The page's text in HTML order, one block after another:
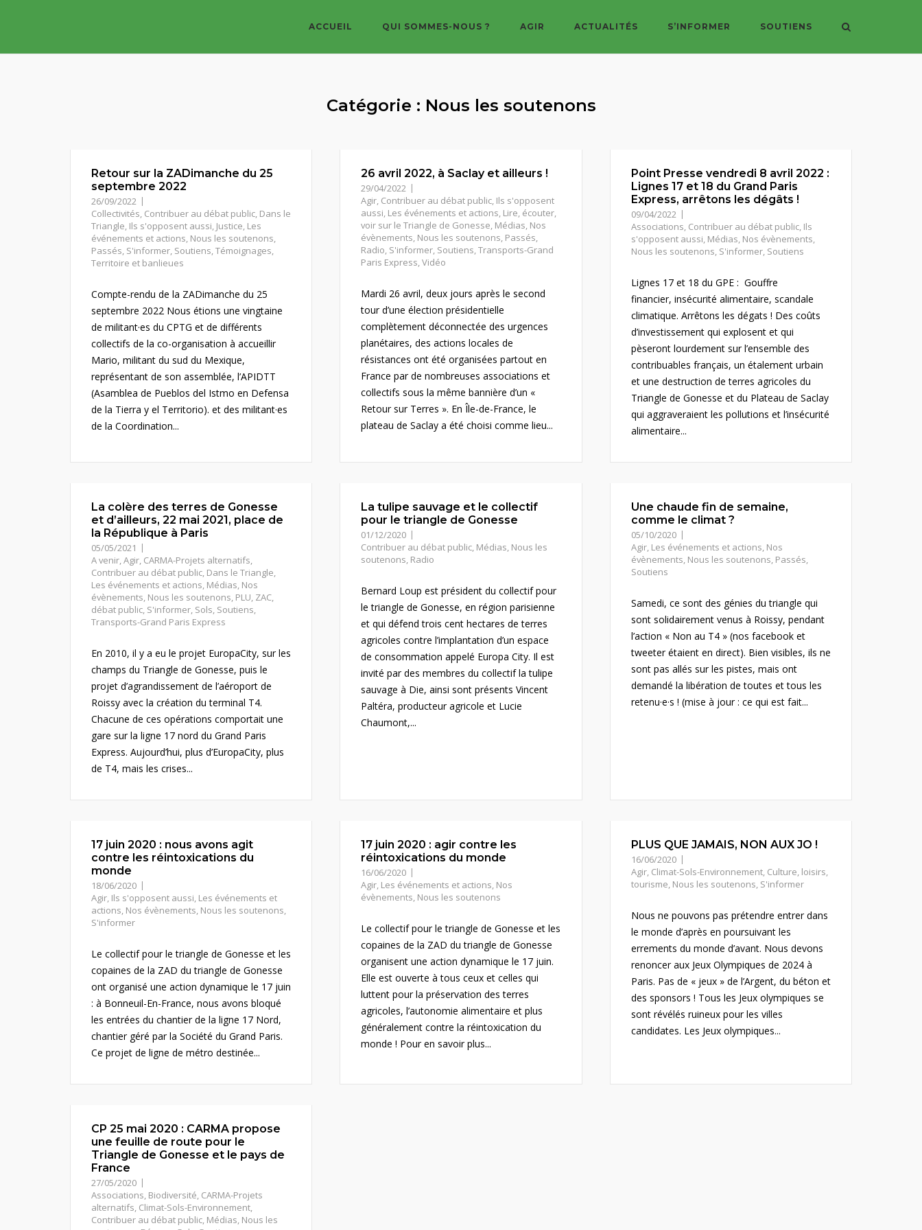
ACCUEIL QUI SOMMES-NOUS ? AGIR ACTUALITÉS S’INFORMER SOUTIENS
Catégorie : Nous les soutenons
Retour sur la ZADimanche du 25
septembre 2022
26/09/2022
Collectivités, Contribuer au débat public, Dans le
Triangle, Ils s'opposent aussi, Justice, Les
événements et actions, Nous les soutenons,
Passés, S'informer, Soutiens,Témoignages,
Territoire et banlieues
Compte-rendu de la ZADimanche du 25
septembre 2022 Nous étions une vingtaine
de militant·es du CPTG et de différents
collectifs de la co-organisation à accueillir
Mario, militant du sud du Mexique,
représentant de son assemblée, l’APIDTT
(Asamblea de Pueblos del Istmo en Defensa
de la Tierra y el Territorio). et des militant·es
de la Coordination...
26 avril 2022, à Saclay et ailleurs !
29/04/2022
Agir, Contribuer au débat public, Ils s'opposent
aussi, Les événements et actions, Lire, écouter,
voir sur le Triangle de Gonesse, Médias, Nos
évènements, Nous les soutenons, Passés,
Radio, S'informer, Soutiens,Transports-Grand
Paris Express,Vidéo
Mardi 26 avril, deux jours après le second
tour d’une élection présidentielle
complètement déconnectée des urgences
planétaires, des actions locales de
résistances ont été organisées partout en
France par de nombreuses associations et
collectifs sous la même bannière d’un «
Retour sur Terres ». En Île-de-France, le
plateau de Saclay a été choisi comme lieu...
Point Presse vendredi 8 avril 2022 :
Lignes 17 et 18 du Grand Paris
Express, arrêtons les dégâts !
09/04/2022
Associations, Contribuer au débat public, Ils
s'opposent aussi, Médias, Nos évènements,
Nous les soutenons, S'informer, Soutiens
Lignes 17 et 18 du GPE : Gouffre
financier, insécurité alimentaire, scandale
climatique. Arrêtons les dégats ! Des coûts
d’investissement qui explosent et qui
pèseront lourdement sur l’ensemble des
contribuables français, un étalement urbain
et une destruction de terres agricoles du
Triangle de Gonesse et du Plateau de Saclay
qui aggraveraient les pollutions et l’insécurité
alimentaire...
La colère des terres de Gonesse
et d’ailleurs, 22 mai 2021, place de
la République à Paris
05/05/2021
A venir,Agir, CARMA-Projets alternatifs,
Contribuer au débat public, Dans le Triangle,
Les événements et actions, Médias, Nos
évènements, Nous les soutenons, PLU, ZAC,
débat public, S'informer, Sols, Soutiens,
Transports-Grand Paris Express
En 2010, il y a eu le projet EuropaCity, sur les
champs du Triangle de Gonesse, puis le
projet d’agrandissement de l’aéroport de
Roissy avec la création du terminal T4.
Chacune de ces opérations comportait une
gare sur la ligne 17 nord du Grand Paris
Express. Aujourd’hui, plus d’EuropaCity, plus
de T4, mais les crises...
La tulipe sauvage et le collectif
pour le triangle de Gonesse
01/12/2020
Contribuer au débat public, Médias, Nous les
soutenons, Radio
Bernard Loup est président du collectif pour
le triangle de Gonesse, en région parisienne
et qui défend trois cent hectares de terres
agricoles contre l’implantation d’un espace
de consommation appelé Europa City. Il est
invité par des membres du collectif la tulipe
sauvage à Die, ainsi sont présents Vincent
Paltéra, producteur agricole et Lucie
Chaumont,...
Une chaude fin de semaine,
comme le climat ?
05/10/2020
Agir, Les événements et actions, Nos
évènements, Nous les soutenons, Passés,
Soutiens
Samedi, ce sont des génies du triangle qui
sont solidairement venus à Roissy, pendant
l’action « Non au T4 » (nos facebook et
tweeter étaient en direct). Bien visibles, ils ne
sont pas allés sur les pistes, mais ont
demandé la libération de toutes et tous les
retenu·e·s ! (mise à jour : ce qui est fait...
17 juin 2020 : nous avons agit
contre les réintoxications du
monde
18/06/2020
Agir, Ils s'opposent aussi, Les événements et
actions, Nos évènements, Nous les soutenons,
S'informer
Le collectif pour le triangle de Gonesse et les
copaines de la ZAD du triangle de Gonesse
ont organisé une action dynamique le 17 juin
: à Bonneuil-En-France, nous avons bloqué
les entrées du chantier de la ligne 17 Nord,
chantier géré par la Société du Grand Paris.
Ce projet de ligne de métro destinée...
17 juin 2020 : agir contre les
réintoxications du monde
16/06/2020
Agir, Les événements et actions, Nos
évènements, Nous les soutenons
Le collectif pour le triangle de Gonesse et les
copaines de la ZAD du triangle de Gonesse
organisent une action dynamique le 17 juin.
Elle est ouverte à tous ceux et celles qui
luttent pour la préservation des terres
agricoles, l’autonomie alimentaire et plus
généralement contre la réintoxication du
monde ! Pour en savoir plus...
PLUS QUE JAMAIS, NON AUX JO !
16/06/2020
Agir, Climat-Sols-Environnement, Culture, loisirs,
tourisme, Nous les soutenons, S'informer
Nous ne pouvons pas prétendre entrer dans
le monde d’après en poursuivant les
errements du monde d’avant. Nous devons
renoncer aux Jeux Olympiques de 2024 à
Paris. Pas de « jeux » de l’Argent, du béton et
des sponsors ! Tous les Jeux olympiques se
sont révélés ruineux pour les villes
candidates. Les Jeux olympiques...
CP 25 mai 2020 : CARMA propose
une feuille de route pour le
Triangle de Gonesse et le pays de
France
27/05/2020
Associations, Biodiversité, CARMA-Projets
alternatifs, Climat-Sols-Environnement,
Contribuer au débat public, Médias, Nous les